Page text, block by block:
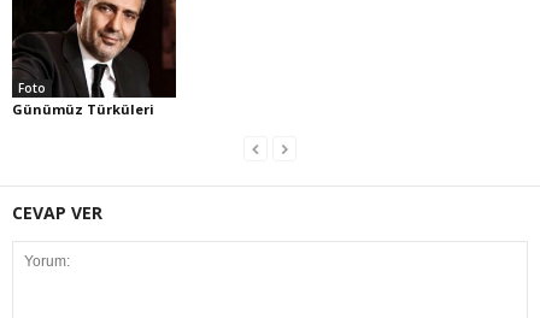
Foto
Günümüz Türküleri
CEVAP VER